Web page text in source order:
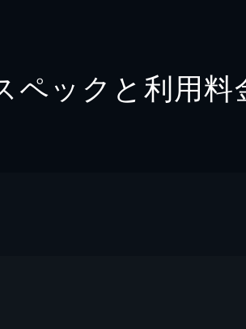
ペックと利用料